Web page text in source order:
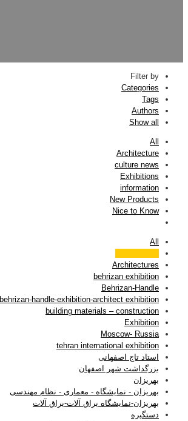
Filter by
Categories
Tags
Authors
Show all
All
Architecture
culture news
Exhibitions
information
New Products
Nice to Know
All
Architectures
behrizan exhibition
Behrizan-Handle
behrizan-handle-exhibition-architect exhibition
building materials – construction
Exhibition
Moscow- Russia
tehran international exhibition
استاد تاج اصفهانی
بزرگداشت شهر اصفهان
بهریزان
بهریزان - نمایشگاه - معماری - نظام مهندسی
بهریزان-نمایشگاه یراق آلات-یراق آلات
دستگیره